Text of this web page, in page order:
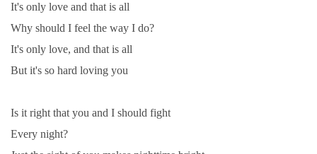
It's only love and that is all
Why should I feel the way I do?
It's only love, and that is all
But it's so hard loving you
Is it right that you and I should fight
Every night?